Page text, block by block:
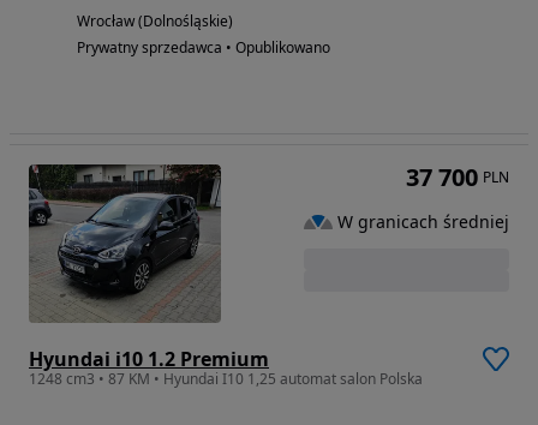
Wrocław (Dolnośląskie)
Prywatny sprzedawca • Opublikowano
Hyundai i10 1.2 Premium
1248 cm3 • 87 KM • Hyundai I10 1,25 automat salon Polska
37 700 PLN
W granicach średniej